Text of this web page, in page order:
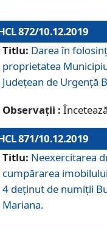
872/10.12.2019
Titlu: Darea în
proprietatea
Judeţean de Urgenţă
Observații :
871/10.12.2019
Titlu: Neexercitarea
cumpărarea
4 deţinut de numiţii
Mariana.